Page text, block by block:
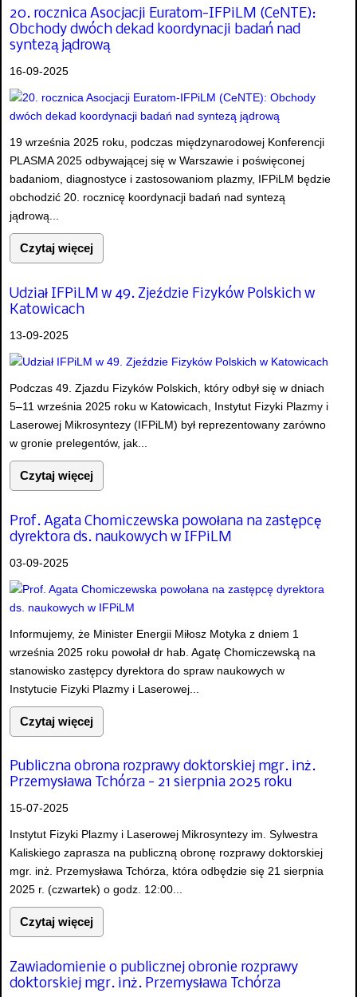
20. rocznica Asocjacji Euratom-IFPiLM (CeNTE):
Obchody dwóch dekad koordynacji badań nad
syntezą jądrową
16-09-2025
19 września 2025 roku, podczas międzynarodowej Konferencji
PLASMA 2025 odbywającej się w Warszawie i poświęconej
badaniom, diagnostyce i zastosowaniom plazmy, IFPiLM będzie
obchodzić 20. rocznicę koordynacji badań nad syntezą
jądrową...
Czytaj więcej
Udział IFPiLM w 49. Zjeździe Fizyków Polskich w
Katowicach
13-09-2025
Podczas 49. Zjazdu Fizyków Polskich, który odbył się w dniach
5–11 września 2025 roku w Katowicach, Instytut Fizyki Plazmy i
Laserowej Mikrosyntezy (IFPiLM) był reprezentowany zarówno
w gronie prelegentów, jak...
Czytaj więcej
Prof. Agata Chomiczewska powołana na zastępcę
dyrektora ds. naukowych w IFPiLM
03-09-2025
Informujemy, że Minister Energii Miłosz Motyka z dniem 1
września 2025 roku powołał dr hab. Agatę Chomiczewską na
stanowisko zastępcy dyrektora do spraw naukowych w
Instytucie Fizyki Plazmy i Laserowej...
Czytaj więcej
Publiczna obrona rozprawy doktorskiej mgr. inż.
Przemysława Tchórza - 21 sierpnia 2025 roku
15-07-2025
Instytut Fizyki Plazmy i Laserowej Mikrosyntezy im. Sylwestra
Kaliskiego zaprasza na publiczną obronę rozprawy doktorskiej
mgr. inż. Przemysława Tchórza, która odbędzie się 21 sierpnia
2025 r. (czwartek) o godz. 12:00...
Czytaj więcej
Zawiadomienie o publicznej obronie rozprawy
doktorskiej mgr. inż. Przemysława Tchórza